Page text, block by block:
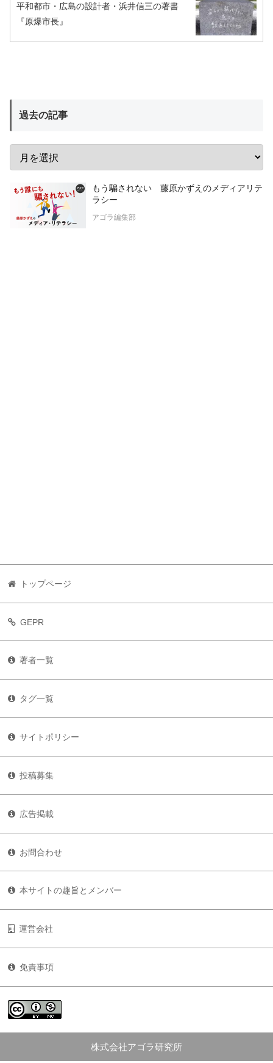
平和都市・広島の設計者・浜井信三の著書
『原爆市長』
過去の記事
もう騙されない 藤原かずえのメディアリテ
ラシー
アゴラ編集部
トップページ
GEPR
著者一覧
タグ一覧
サイトポリシー
投稿募集
広告掲載
お問合わせ
本サイトの趣旨とメンバー
運営会社
免責事項
株式会社アゴラ研究所